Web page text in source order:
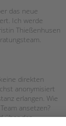
das neue
Ich werde
Thießenhusen
direkten
anonymisiert
erlangen. Wie
ansetzen?
über das